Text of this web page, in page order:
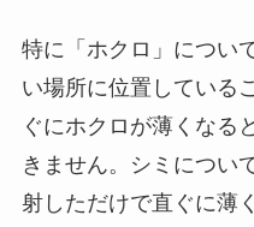
特に「ホクロ」につい
い場所に位置している
ぐにホクロが薄くなる
きません。シミについ
射しただけで直ぐに薄